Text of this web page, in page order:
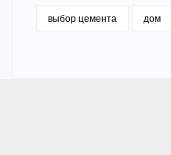
выбор цемента дом